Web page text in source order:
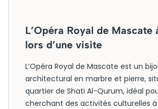
L’Opéra Royal de Mascate
lors d’une visite
L’Opéra Royal de Mascate est un
architectural en marbre et pierre,
quartier de Shati Al-Qurum, idéal
cherchant des activités culturelles